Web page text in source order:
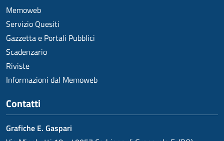
Memoweb
Servizio Quesiti
Gazzetta e Portali Pubblici
Scadenzario
Riviste
Informazioni dal Memoweb
Contatti
Grafiche E. Gaspari